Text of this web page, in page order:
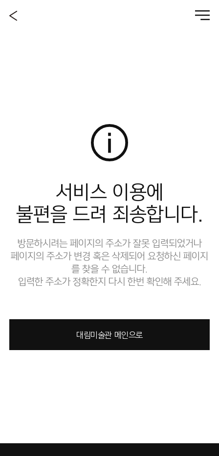
서비스 이용에
불편을 드려 죄송합니다.
방문하시려는 페이지의 주소가 잘못 입력되었거나
페이지의 주소가 변경 혹은 삭제되어 요청하신 페이지
를 찾을 수 없습니다.
입력한 주소가 정확한지 다시 한번 확인해 주세요.
대림미술관 메인으로